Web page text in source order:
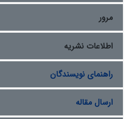
مرور
اطلاعات نشریه
راهنمای نویسندگان
ارسال مقاله